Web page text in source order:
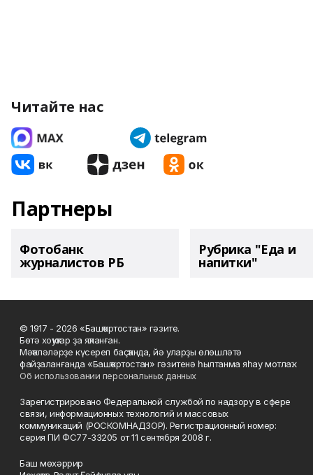
Читайте нас
Партнеры
Фотобанк
журналистов РБ
Рубрика "Еда и
напитки"
© 1917 - 2026 «Башҡортостан» гәзите.
Бөтә хоҡуҡтар ҙа яҡланған.
Мәҡәләләрҙе күсереп баҫҡанда, йә уларҙы өлөшләтә
файҙаланғанда «Башҡортостан» гәзитенә һылтанма яһау мотлаҡ.
Об использовании персональных данных
Зарегистрировано Федеральной службой по надзору в сфере
связи, информационных технологий и массовых
коммуникаций (РОСКОМНАДЗОР). Регистрационный номер:
серия ПИ ФС77-33205 от 11 сентября 2008 г.
Баш мөхәррир